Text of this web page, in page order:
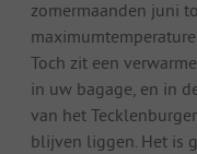
zomermaanden juni
Toch zit een
in uw bagage, en in
van het
blijven liggen. Het is